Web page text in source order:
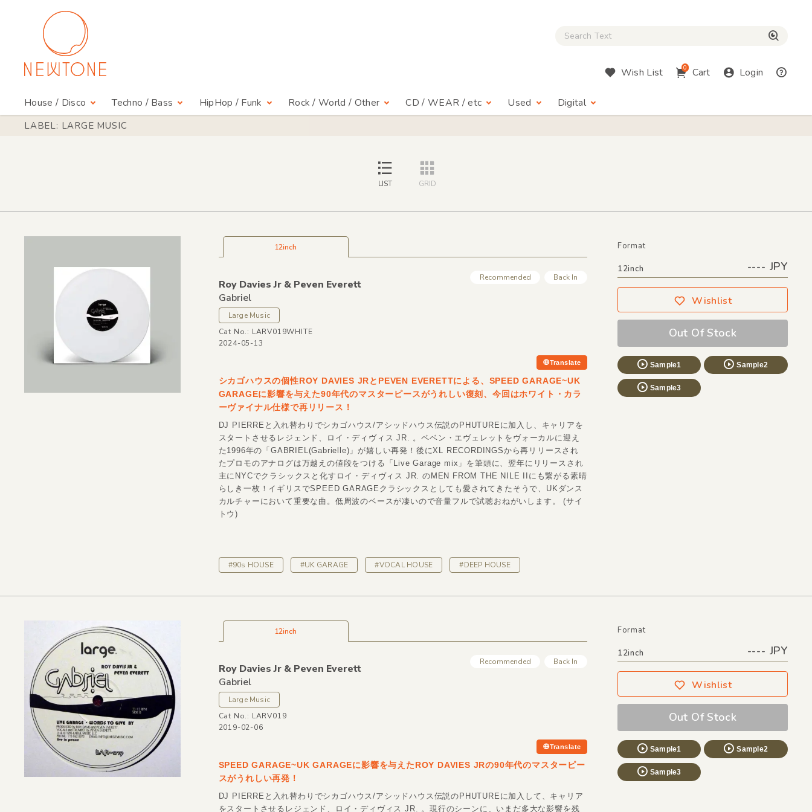
Close Search box
Wish List 0 Cart Login
House / Disco Techno / Bass HipHop / Funk Rock / World / Other CD / WEAR / etc Used Digital
LABEL: LARGE MUSIC
LIST GRID
12inch
Recommended Back In
Roy Davies Jr &Peven Everett
Gabriel
Large Music
Cat No.: LARV019WHITE
2024-05-13
Translate
Format
12inch ---- JPY
Wishlist
Out Of Stock
Sample1 Sample2
Sample3
シカゴハウスの個性ROY DAVIES JRとPEVEN EVERETTによる、SPEED GARAGE~UK
GARAGEに影響を与えた90年代のマスターピースがうれしい復刻、今回はホワイト・カラ
ーヴァイナル仕様で再リリース！
DJ PIERREと入れ替わりでシカゴハウス/アシッドハウス伝説のPHUTUREに加入し、キャリアを
スタートさせるレジェンド、ロイ・ディヴィス JR. 。ペベン・エヴェレットをヴォーカルに迎え
た1996年の「GABRIEL(Gabrielle)」が嬉しい再発！後にXL RECORDINGSから再リリースされ
たプロモのアナログは万越えの値段をつける「Live Garage mix」を筆頭に、翌年にリリースされ
主にNYCでクラシックスと化すロイ・ディヴィス JR. のMEN FROM THE NILE IIにも繋がる素晴
らしき一枚！イギリスでSPEED GARAGEクラシックスとしても愛されてきたそうで、UKダンス
カルチャーにおいて重要な曲。低周波のベースが凄いので音量フルで試聴おねがいします。 (サイ
トウ)
#90s HOUSE #UK GARAGE #VOCAL HOUSE #DEEP HOUSE
12inch
Recommended Back In
Roy Davies Jr &Peven Everett
Gabriel
Large Music
Cat No.: LARV019
2019-02-06
Translate
Format
12inch ---- JPY
Wishlist
Out Of Stock
Sample1 Sample2
Sample3
SPEED GARAGE~UK GARAGEに影響を与えたROY DAVIES JRの90年代のマスターピー
スがうれしい再発！
DJ PIERREと入れ替わりでシカゴハウス/アシッドハウス伝説のPHUTUREに加入して、キャリア
をスタートさせるレジェンド、ロイ・ディヴィス JR. 。現行のシーンに、いまだ多大な影響を残